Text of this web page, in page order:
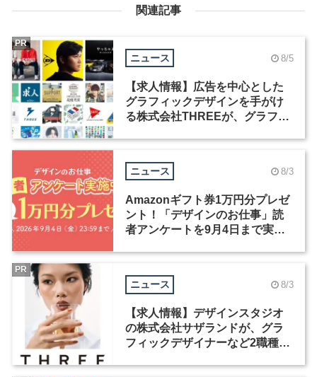
関連記事
ニュース 8/5
【求人情報】広告を中心とした
グラフィックデザインを手がけ
る株式会社THREEが、グラフィ
PR
ニュース 8/3
Amazonギフト券1万円分プレゼ
ント！「デザインのお仕事」読
者アンケートを9月4日まで実施
ニュース 8/3
【求人情報】デザインスタジオ
の株式会社サザランドが、グラ
フィックデザイナーなど2職種を
PR